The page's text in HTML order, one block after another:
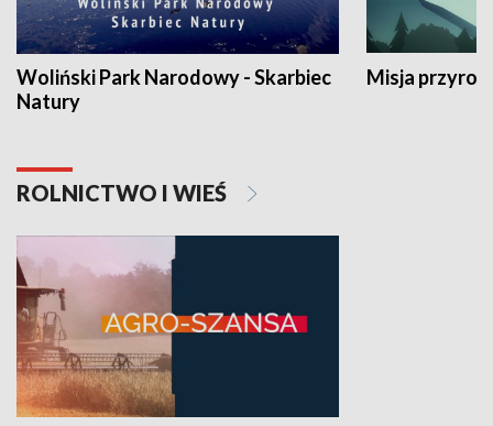
Woliński Park Narodowy - Skarbiec
Natury
Misja
ROLNICTWO I WIEŚ